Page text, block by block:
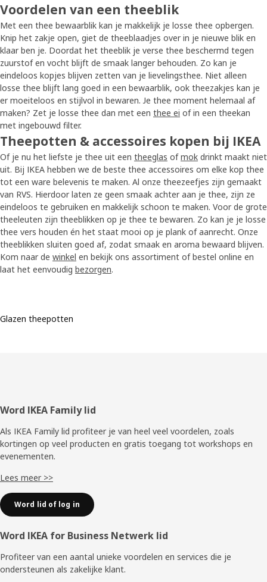
Voordelen van een theeblik
Met een thee bewaarblik kan je makkelijk je losse thee opbergen.
Knip het zakje open, giet de theeblaadjes over in je nieuwe blik en
klaar ben je. Doordat het theeblik je verse thee beschermd tegen
zuurstof en vocht blijft de smaak langer behouden. Zo kan je
eindeloos kopjes blijven zetten van je lievelingsthee. Niet alleen
losse thee blijft lang goed in een bewaarblik, ook theezakjes kan je
er moeiteloos en stijlvol in bewaren. Je thee moment helemaal af
maken? Zet je losse thee dan met een thee ei of in een theekan
met ingebouwd filter.
Theepotten & accessoires kopen bij IKEA
Of je nu het liefste je thee uit een theeglas ofmok drinkt maakt niet
uit. Bij IKEA hebben we de beste thee accessoires om elke kop thee
tot een ware belevenis te maken. Al onze theezeefjes zijn gemaakt
van RVS. Hierdoor laten ze geen smaak achter aan je thee, zijn ze
eindeloos te gebruiken en makkelijk schoon te maken. Voor de grote
theeleuten zijn theeblikken op je thee te bewaren. Zo kan je je losse
thee vers houden én het staat mooi op je plank of aanrecht. Onze
theeblikken sluiten goed af, zodat smaak en aroma bewaard blijven.
Kom naar de winkel en bekijk ons assortiment of bestel online en
laat het eenvoudig bezorgen.
Glazen theepotten
Voettekst
Word IKEA Family lid
Als IKEA Family lid profiteer je van heel veel voordelen, zoals
kortingen op veel producten en gratis toegang tot workshops en
evenementen.
Lees meer >>
Word lid of log in
Word IKEA for Business Netwerk lid
Profiteer van een aantal unieke voordelen en services die je
ondersteunen als zakelijke klant.